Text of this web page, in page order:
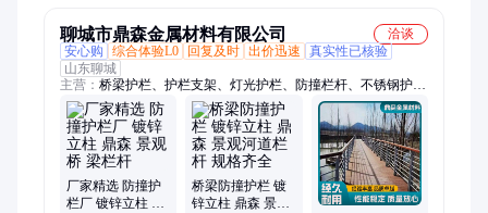
聊城市鼎森金属材料有限公司
洽谈
安心购
综合体验L0 回复及时 出价迅速
真实性已核验
山东聊城
主营： 桥梁护栏、护栏支架、灯光护栏、防撞栏杆、不锈钢护
栏、公路工程护栏、桥梁防撞护栏
厂家精选 防撞护
栏厂 镀锌立柱 鼎
桥梁防撞护栏 镀
锌立柱 鼎森 景观